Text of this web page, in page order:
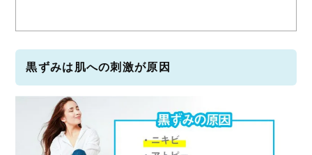
黒ずみは肌への刺激が原因